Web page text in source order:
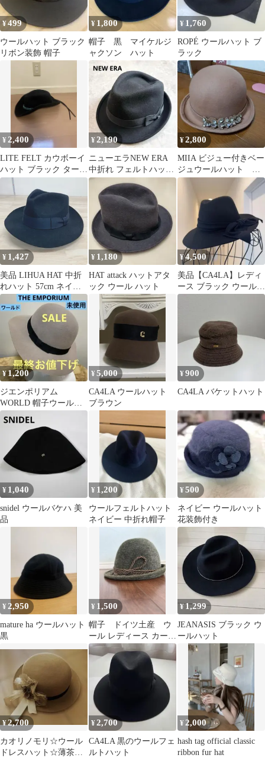
¥499
ウールハット ブラック
リボン装飾 帽子
¥ 1,800
帽子 黒 マイケルジ
ャクソン ハット
¥ 1,760
ROPÉ ウールハット ブ
ラック
¥2,400
LITE FELT カウボーイ
ハット ブラック ターコ
イズ飾り ウール100%
¥2,190
ニューエラNEW ERA
中折れ フェルトハット
フェドラハット リボン
¥2,800
MIIA ビジュー付きベー
ジュウールハット 失
恋ショコラティエ
¥ 1,427
美品 LIHUA HAT 中折
れハット 57cm ネイビ
ー 紺 フェルト 帽子/フ
ェドラハット/中折れ帽
[OK04804]
¥ 1,180
HAT attack ハットアタ
ック ウール ハット
¥4,500
美品【CA4LA】レディ
ース ブラック ウール
中折れハット リボン
¥1,200
ジエンポリアム
WORLD 帽子ウール
100%❤️未使用❤️57cm❤️
¥5,000
CA4LA ウールハット
ブラウン
¥900
CA4LA バケットハット
¥ 1,040
snidel ウールバケハ 美
品
¥ 1,200
ウールフェルトハット
ネイビー 中折れ帽子
¥500
ネイビー ウールハット
花装飾付き
¥ 2,950
mature ha ウールハット
黒
¥ 1,500
帽子 ドイツ土産 ウ
ール レディース カー
キ 【小さめ】
¥1,299
JEANASIS ブラック ウ
ールハット
¥2,700
カオリノモリ☆ウール
ドレスハット☆薄茶色
¥2,700
CA4LA 黒のウールフェ
ルトハット
¥2,000
hash tag official classic
ribbon fur hat